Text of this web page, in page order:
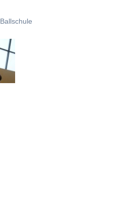
Ballschule